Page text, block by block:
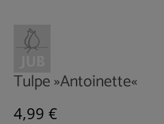
Tulpe »Antoinette«
Regulärer Preis:
4,99 €